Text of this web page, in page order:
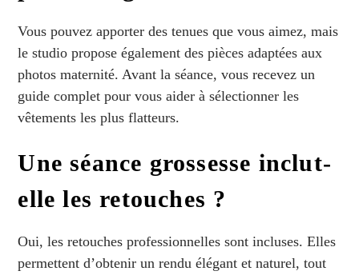
Vous pouvez apporter des tenues que vous aimez, mais
le studio propose également des pièces adaptées aux
photos maternité. Avant la séance, vous recevez un
guide complet pour vous aider à sélectionner les
vêtements les plus flatteurs.
Une séance grossesse inclut-
elle les retouches ?
Oui, les retouches professionnelles sont incluses. Elles
permettent d’obtenir un rendu élégant et naturel, tout